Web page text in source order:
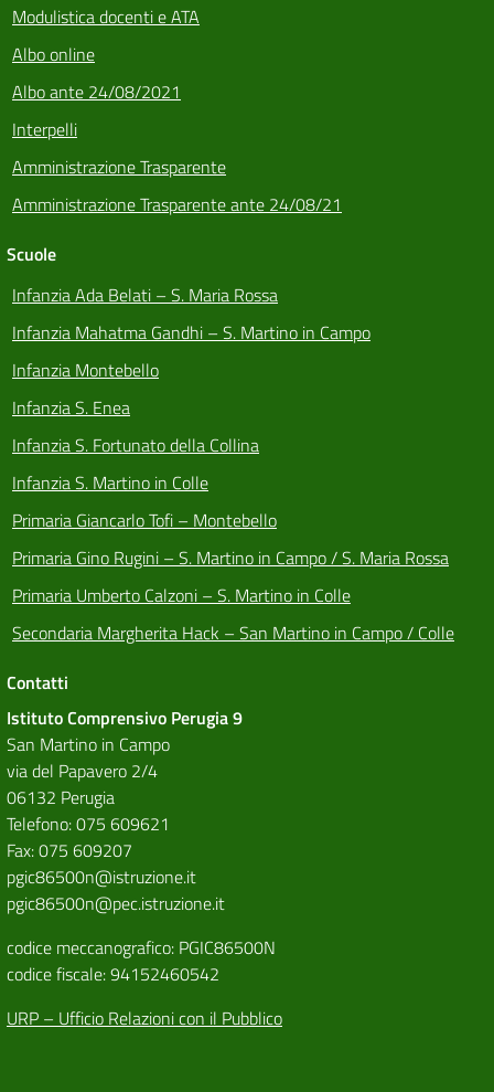
Modulistica docenti e ATA
Albo online
Albo ante 24/08/2021
Interpelli
Amministrazione Trasparente
Amministrazione Trasparente ante 24/08/21
Scuole
Infanzia Ada Belati – S. Maria Rossa
Infanzia Mahatma Gandhi – S. Martino in Campo
Infanzia Montebello
Infanzia S. Enea
Infanzia S. Fortunato della Collina
Infanzia S. Martino in Colle
Primaria Giancarlo Tofi – Montebello
Primaria Gino Rugini – S. Martino in Campo / S. Maria Rossa
Primaria Umberto Calzoni – S. Martino in Colle
Secondaria Margherita Hack – San Martino in Campo / Colle
Contatti
Istituto Comprensivo Perugia 9
San Martino in Campo
via del Papavero 2/4
06132 Perugia
Telefono: 075 609621
Fax: 075 609207
pgic86500n@istruzione.it
pgic86500n@pec.istruzione.it
codice meccanografico: PGIC86500N
codice fiscale: 94152460542
URP – Ufficio Relazioni con il Pubblico